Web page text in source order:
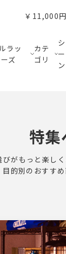
￥11,000
ラッ
ズ
カテ
ゴリ
シ
ー
ン
特集
がもっと楽し
的別のおすす